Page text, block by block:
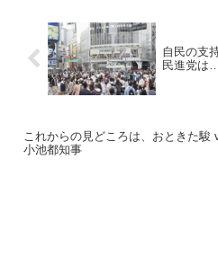
自民の支
民進党
これからの見どころは、おときた駿
小池都知事